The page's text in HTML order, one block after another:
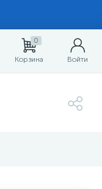
0
Корзина Войти